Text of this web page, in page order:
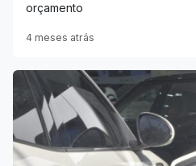
orçamento
4 meses atrás